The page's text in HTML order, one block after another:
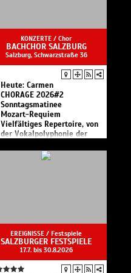
Saal"
KONZERTE / Chor
BACHCHOR SALZBURG
Salzburg, Schwarzstraße 36
Heute: Carmen
CHORAGE 2026#2
Sonntagsmatinee
Mozart-Requiem
Vielfältiges Repertoire, von
der Vokalpolyphonie der
Oratorien aus Barock,
Klassik und Romantik bis zu
EREIGNISSE / Festspiele
SALZBURGER FESTSPIELE
17.7. bis 30.8.2026